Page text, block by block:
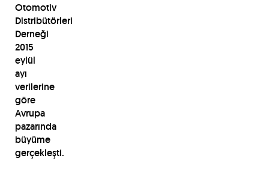
Otomotiv
Distribütörleri
Derneği
2015
eylül
ayı
verilerine
göre
Avrupa
pazarında
büyüme
gerçekleşti.